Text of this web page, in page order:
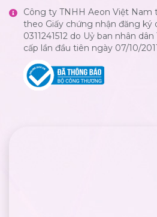
Công ty TNHH Aeon Việt Nam
theo Giấy chứng nhận đăng ký
0311241512 do Uỷ ban nhân
cấp lần đầu tiên ngày 07/10/